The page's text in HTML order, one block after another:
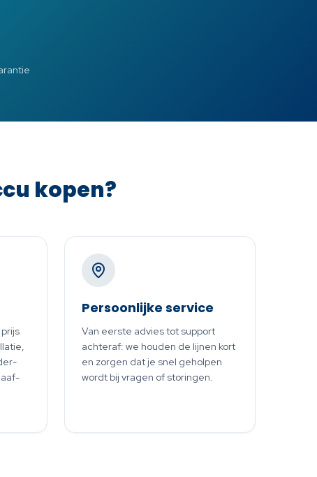
kopen?
Persoonlijke service
Van eerste advies tot support
achteraf: we houden de lijnen kort
en zorgen dat je snel geholpen
wordt bij vragen of storingen.